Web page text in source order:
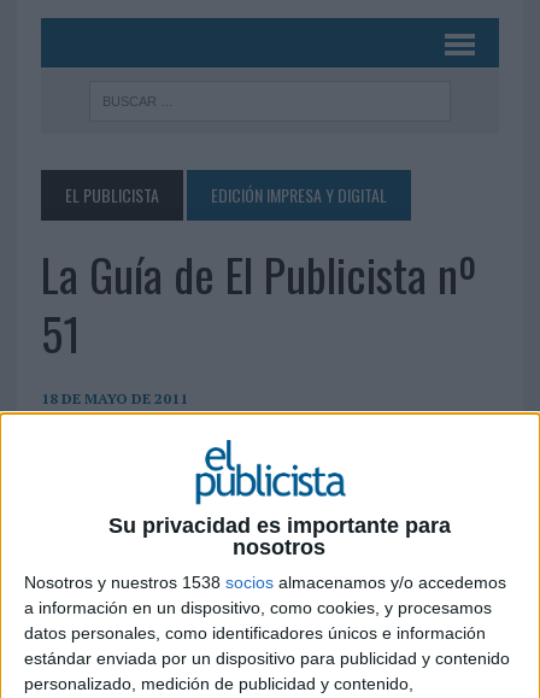
Su privacidad es importante para
nosotros
Nosotros y nuestros 1538 socios almacenamos y/o accedemos
a información en un dispositivo, como cookies, y procesamos
datos personales, como identificadores únicos e información
estándar enviada por un dispositivo para publicidad y contenido
personalizado, medición de publicidad y contenido,
EL PUBLICISTA EDICIÓN IMPRESA Y DIGITAL
La Guía de El Publicista nº
51
18 DE MAYO DE 2011